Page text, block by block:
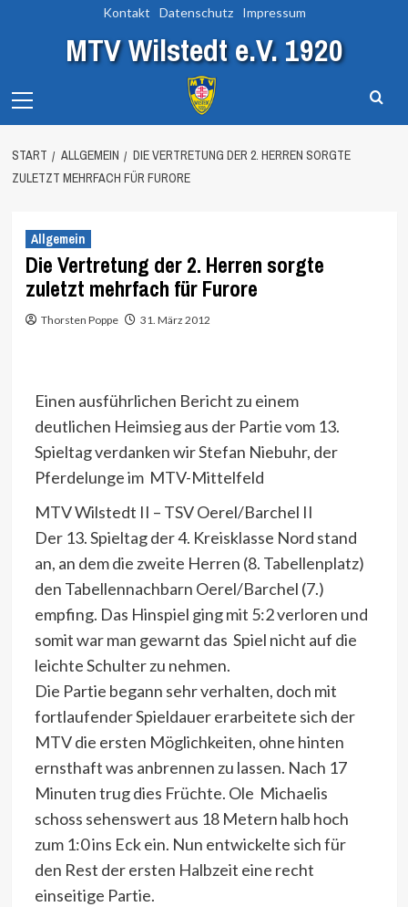
Kontakt Datenschutz Impressum
MTV Wilstedt e.V. 1920
Menu
START ALLGEMEIN
DIE VERTRETUNG DER 2. HERREN SORGTE
ZULETZT MEHRFACH FÜR FURORE
Allgemein
Die Vertretung der 2. Herren sorgte
zuletzt mehrfach für Furore
Thorsten Poppe 31. März 2012
Einen ausführlichen Bericht zu einem
deutlichen Heimsieg aus der Partie vom 13.
Spieltag verdanken wir Stefan Niebuhr, der
Pferdelunge im MTV-Mittelfeld
MTV Wilstedt II – TSV Oerel/Barchel II
Der 13. Spieltag der 4. Kreisklasse Nord stand
an, an dem die zweite Herren (8. Tabellenplatz)
den Tabellennachbarn Oerel/Barchel (7.)
empfing. Das Hinspiel ging mit 5:2 verloren und
somit war man gewarnt das Spiel nicht auf die
leichte Schulter zu nehmen.
Die Partie begann sehr verhalten, doch mit
fortlaufender Spieldauer erarbeitete sich der
MTV die ersten Möglichkeiten, ohne hinten
ernsthaft was anbrennen zu lassen. Nach 17
Minuten trug dies Früchte. Ole Michaelis
schoss sehenswert aus 18 Metern halb hoch
zum 1:0 ins Eck ein. Nun entwickelte sich für
den Rest der ersten Halbzeit eine recht
einseitige Partie.